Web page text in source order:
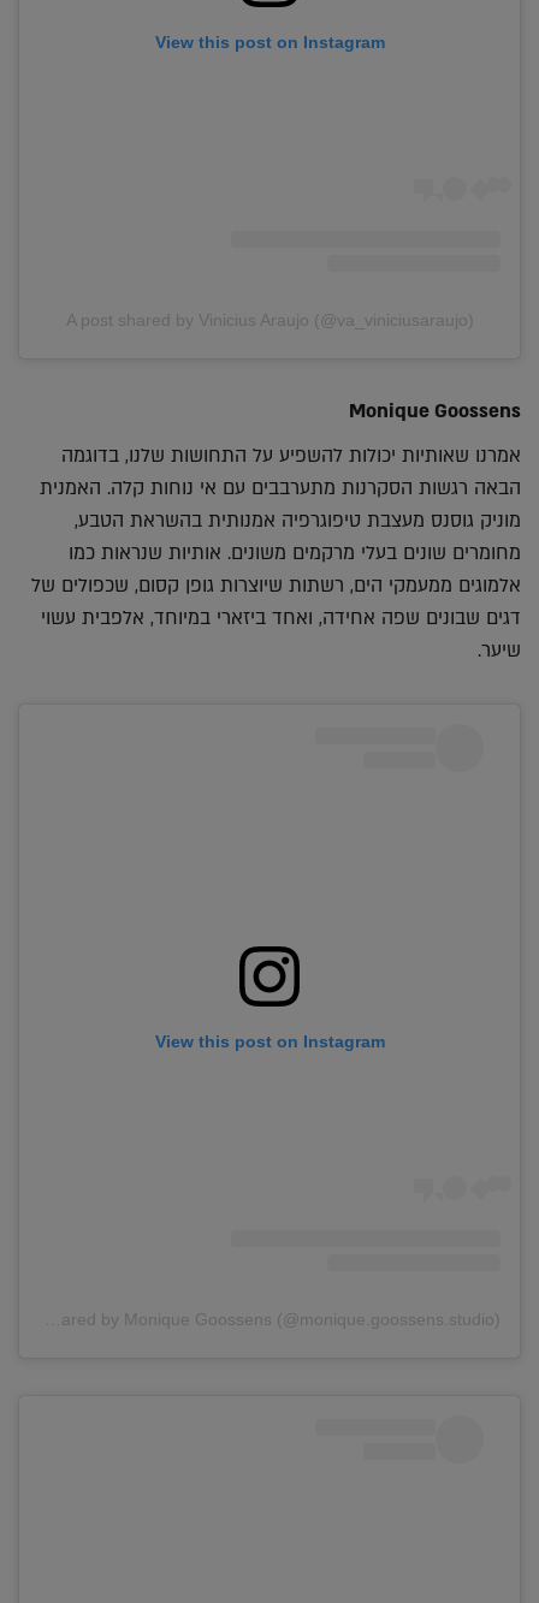
View this post on Instagram
A post shared by Vinicius Araujo (@va_viniciusaraujo)
Monique Goossens
אמרנו שאותיות יכולות להשפיע על התחושות שלנו, בדוגמה
הבאה רגשות הסקרנות מתערבבים עם אי נוחות קלה. האמנית
מוניק גוסנס מעצבת טיפוגרפיה אמנותית בהשראת הטבע,
מחומרים שונים בעלי מרקמים משונים. אותיות שנראות כמו
אלמוגים ממעמקי הים, רשתות שיוצרות גופן קסום, שכפולים של
דגים שבונים שפה אחידה, ואחד ביזארי במיוחד, אלפבית עשוי
שיער.
View this post on Instagram